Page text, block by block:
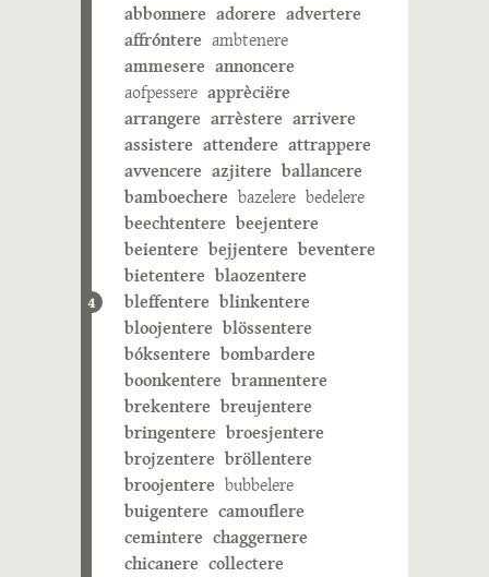
4
abbonnere adorere advertere
affróntere ambtenere
ammesere annoncere
aofpessere apprèciëre
arrangere arrèstere arrivere
assistere attendere attrappere
avvencere azjitere ballancere
bamboechere bazelere bedelere
beechtentere beejentere
beientere bejjentere beventere
bietentere blaozentere
bleffentere blinkentere
bloojentere blössentere
bóksentere bombardere
boonkentere brannentere
brekentere breujentere
bringentere broesjentere
brojzentere bröllentere
broojentere bubbelere
buigentere camouflere
cemintere chaggernere
chicanere collectere